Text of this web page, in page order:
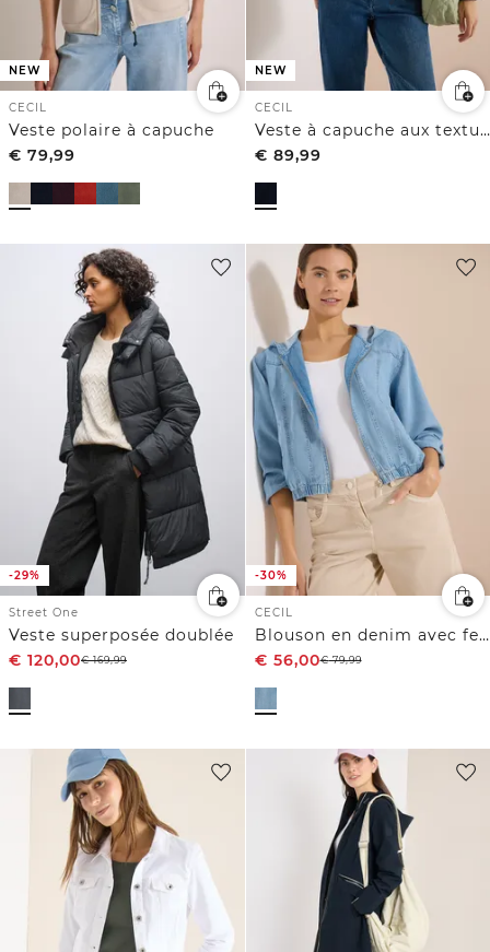
NEW
CECIL
Veste polaire à capuche
€ 79,99
NEW
CECIL
Veste à capuche aux textures variées
€ 89,99
-29%
Street One
Veste superposée doublée
€ 120,00€169,99
-30%
CECIL
Blouson en denim avec fermeture zip
€ 56,00€79,99